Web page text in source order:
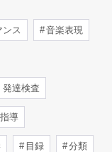
ス 音楽表現
達検査
導
目録 分類